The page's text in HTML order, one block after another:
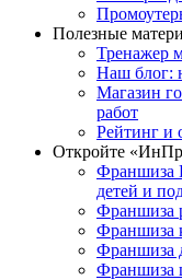
Полезные
Тренажер
Наш блог:
Магазин
работ
Рейтинг и
Откройте
Франшиза
детей и
Франшиза
Франшиза
Франшиза
Франшиза